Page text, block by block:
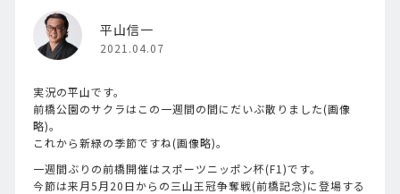
平山信一
2021.04.07
実況の平山です。
前橋公園のサクラはこの一週間の間にだいぶ散りました(画像
略)。
これから新緑の季節ですね(画像略)。
一週間ぶりの前橋開催はスポーツニッポン杯(F1)です。
今節は来月5月20日からの三山王冠争奪戦(前橋記念)に登場する